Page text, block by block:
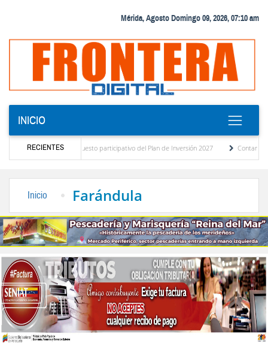
Mérida, Agosto Domingo 09, 2026, 07:10 am
INICIO
RECIENTES
del presupuesto participativo del Plan de Inversión 2027
Contaminación
Inicio Farándula